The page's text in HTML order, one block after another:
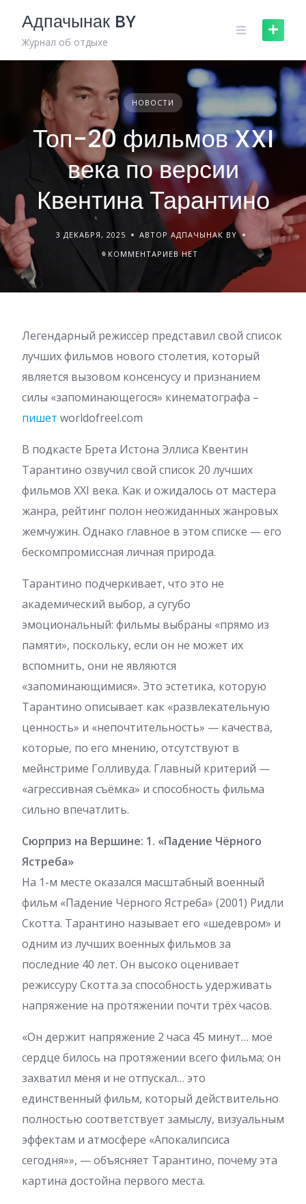
content
Адпачынак BY
Журнал об отдыхе
НОВОСТИ
Топ-20 фильмов XXI
века по версии
Квентина Тарантино
3 ДЕКАБРЯ, 2025
АВТОР АДПАЧЫНАК BY
КОММЕНТАРИЕВ НЕТ
Легендарный режиссёр представил свой список
лучших фильмов нового столетия, который
является вызовом консенсусу и признанием
силы «запоминающегося» кинематографа –
пишет worldofreel.com
В подкасте Брета Истона Эллиса Квентин
Тарантино озвучил свой список 20 лучших
фильмов XXI века. Как и ожидалось от мастера
жанра, рейтинг полон неожиданных жанровых
жемчужин. Однако главное в этом списке — его
бескомпромиссная личная природа.
Тарантино подчеркивает, что это не
академический выбор, а сугубо
эмоциональный: фильмы выбраны «прямо из
памяти», поскольку, если он не может их
вспомнить, они не являются
«запоминающимися». Это эстетика, которую
Тарантино описывает как «развлекательную
ценность» и «непочтительность» — качества,
которые, по его мнению, отсутствуют в
мейнстриме Голливуда. Главный критерий —
«агрессивная съёмка» и способность фильма
сильно впечатлить.
Сюрприз на Вершине: 1. «Падение Чёрного
Ястреба»
На 1-м месте оказался масштабный военный
фильм «Падение Чёрного Ястреба» (2001) Ридли
Скотта. Тарантино называет его «шедевром» и
одним из лучших военных фильмов за
последние 40 лет. Он высоко оценивает
режиссуру Скотта за способность удерживать
напряжение на протяжении почти трёх часов.
«Он держит напряжение 2 часа 45 минут… моё
сердце билось на протяжении всего фильма; он
захватил меня и не отпускал… это
единственный фильм, который действительно
полностью соответствует замыслу, визуальным
эффектам и атмосфере «Апокалипсиса
сегодня»», — объясняет Тарантино, почему эта
картина достойна первого места.